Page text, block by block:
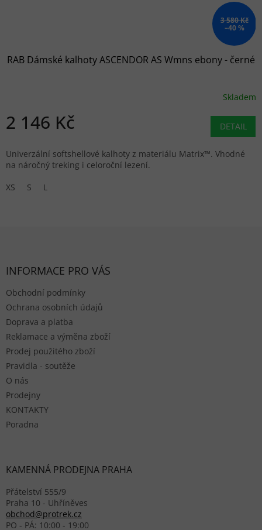
3 580 Kč
–40 %
RAB Dámské kalhoty ASCENDOR AS Wmns ebony - černé
Skladem
2 146 Kč DETAIL
Univerzální softshellové kalhoty z materiálu Matrix™. Vhodné
na náročný treking i celoroční lezení.
XS
S L
INFORMACE PRO VÁS
Obchodní podmínky
Ochrana osobních údajů
Doprava a platba
Reklamace a výměna zboží
Prodej použitého zboží
Pravidla - soutěže
O nás
Prodejny
KONTAKTY
Poradna
KAMENNÁ PRODEJNA PRAHA
Přátelství 555/9
Praha 10 - Uhříněves
obchod@protrek.cz
PO - PÁ: 10:00 - 19:00